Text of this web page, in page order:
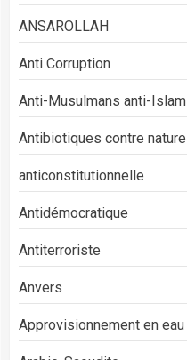
ANSAROLLAH
Anti Corruption
Anti-Musulmans anti-Islam
Antibiotiques contre nature
anticonstitutionnelle
Antidémocratique
Antiterroriste
Anvers
Approvisionnement en eau